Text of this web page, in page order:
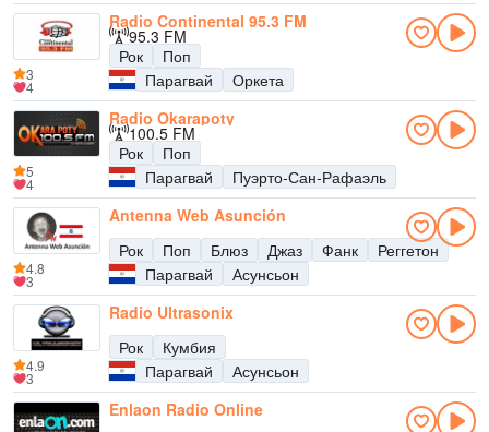
Radio Continental 95.3 FM
95.3 FM
Рок
Поп
Парагвай
Оркета
3
4
Radio Okarapoty
100.5 FM
Рок
Поп
Парагвай
Пуэрто-Сан-Рафаэль
5
4
Antenna Web Asunción
Рок
Поп Блюз Джаз Фанк
Реггетон
Парагвай
Асунсьон
4.8
3
Radio Ultrasonix
Рок
Кумбия
Парагвай
Асунсьон
4.9
3
Enlaon Radio Online